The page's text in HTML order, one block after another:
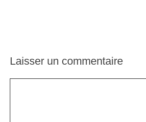
Laisser un commentaire